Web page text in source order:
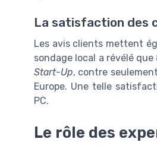
La satisfaction des
Les avis clients mettent
sondage local a révélé
Start-Up, contre
Europe. Une telle
PC.
Le rôle des